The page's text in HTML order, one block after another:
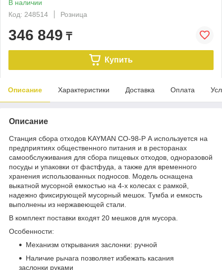
В наличии
Код: 248514
Розница
346 849 ₸
Купить
Описание Характеристики Доставка Оплата
Описание
Станция сбора отходов KAYMAN СО-98-Р А используется на
предприятиях общественного питания и в ресторанах
самообслуживания для сбора пищевых отходов, одноразовой
посуды и упаковки от фастфуда, а также для временного
хранения использованных подносов. Модель оснащена
выкатной мусорной емкостью на 4-х колесах с рамкой,
надежно фиксирующей мусорный мешок. Тумба и емкость
выполнены из нержавеющей стали.
В комплект поставки входят 20 мешков для мусора.
Особенности:
Механизм открывания заслонки: ручной
Наличие рычага позволяет избежать касания
заслонки руками